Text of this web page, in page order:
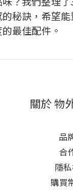
秘訣，希望
最佳配件。
關於 物
品
合
隱
購買